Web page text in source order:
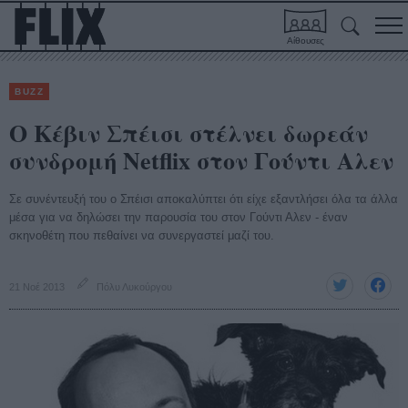
Αίθουσες
BUZZ
Ο Κέβιν Σπέισι στέλνει δωρεάν
συνδρομή Netflix στον Γούντι Αλεν
Σε συνέντευξή του ο Σπέισι αποκαλύπτει ότι είχε εξαντλήσει όλα τα άλλα
μέσα για να δηλώσει την παρουσία του στον Γούντι Αλεν - έναν
σκηνοθέτη που πεθαίνει να συνεργαστεί μαζί του.
21 Νοέ 2013 Πόλυ Λυκούργου